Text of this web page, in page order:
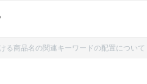
る商品名の関連キーワードの配置について